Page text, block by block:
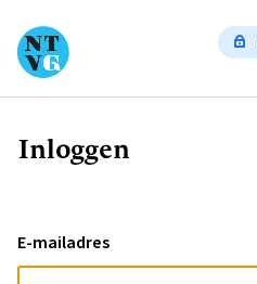
Kruimelpad
Inloggen
E-mailadres